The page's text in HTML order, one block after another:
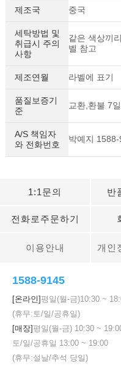
제조국 중국
세탁방법 및
취급시 주의
사항
같은 색상끼
벨 참고
제조연월 라벨에 표기
품질보증기
준
교환,환불 7
A/S 책임자
와 전화번호
박예지 1588-
1:1문의 반
전화로주문하기
이용안내 개인
1588-9145
[온라인]평일(월-금)10:30 ~
(휴무:토/일/공휴일)
[매장]평일(월-금) 10:30 ~
토/일/공휴일 13:00 ~ 19:00
(휴무:설날/추석 당일)